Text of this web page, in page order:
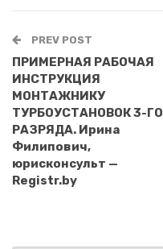
PREV POST
ПРИМЕРНАЯ РАБОЧАЯ
ИНСТРУКЦИЯ
МОНТАЖНИКУ
ТУРБОУСТАНОВОК 3-ГО
РАЗРЯДА. Ирина
Филипович,
юрисконсульт —
Registr.by